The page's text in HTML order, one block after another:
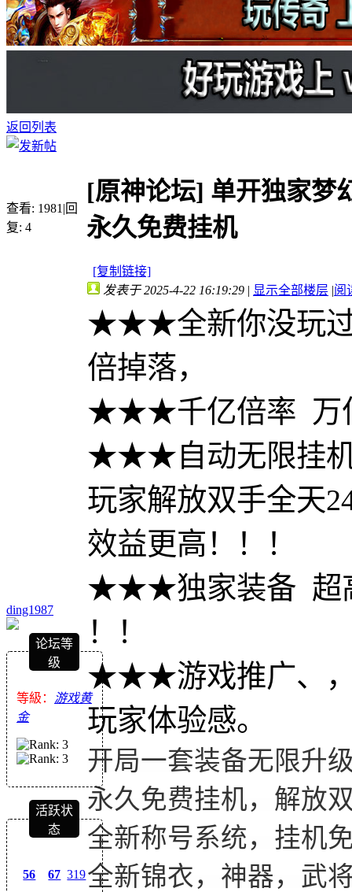
返回列表
查看: 1981 |回
复: 4
[原神论坛] 单开独家梦
永久免费挂机
[复制链接]
ding1987
论坛等
级
等級： 游戏黄
金
活跃状
态
56 67 319
发表于 2025-4-22 16:19:29 | 显示全部楼层 |阅
★★★全新你没玩过
倍掉落，
★★★千亿倍率 万
★★★自动无限挂机
玩家解放双手全天
效益更高！！！
★★★独家装备 超
！！
★★★游戏推广、，
玩家体验感。
开局一套装备无限升
永久免费挂机，解放
全新称号系统，挂机
全新锦衣，神器，武